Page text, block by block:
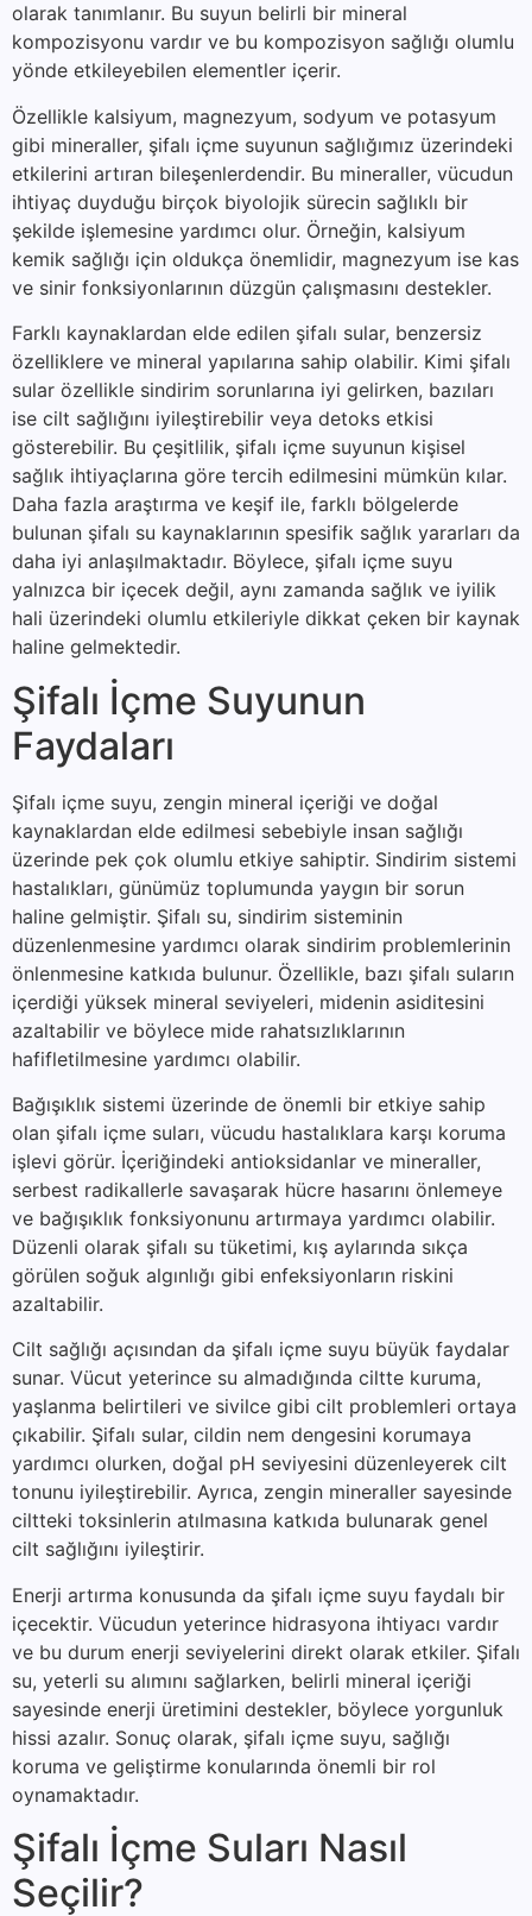
olarak tanımlanır. Bu suyun belirli bir mineral
kompozisyonu vardır ve bu kompozisyon sağlığı olumlu
yönde etkileyebilen elementler içerir.
Özellikle kalsiyum, magnezyum, sodyum ve potasyum
gibi mineraller, şifalı içme suyunun sağlığımız üzerindeki
etkilerini artıran bileşenlerdendir. Bu mineraller, vücudun
ihtiyaç duyduğu birçok biyolojik sürecin sağlıklı bir
şekilde işlemesine yardımcı olur. Örneğin, kalsiyum
kemik sağlığı için oldukça önemlidir, magnezyum ise kas
ve sinir fonksiyonlarının düzgün çalışmasını destekler.
Farklı kaynaklardan elde edilen şifalı sular, benzersiz
özelliklere ve mineral yapılarına sahip olabilir. Kimi şifalı
sular özellikle sindirim sorunlarına iyi gelirken, bazıları
ise cilt sağlığını iyileştirebilir veya detoks etkisi
gösterebilir. Bu çeşitlilik, şifalı içme suyunun kişisel
sağlık ihtiyaçlarına göre tercih edilmesini mümkün kılar.
Daha fazla araştırma ve keşif ile, farklı bölgelerde
bulunan şifalı su kaynaklarının spesifik sağlık yararları da
daha iyi anlaşılmaktadır. Böylece, şifalı içme suyu
yalnızca bir içecek değil, aynı zamanda sağlık ve iyilik
hali üzerindeki olumlu etkileriyle dikkat çeken bir kaynak
haline gelmektedir.
Şifalı İçme Suyunun
Faydaları
Şifalı içme suyu, zengin mineral içeriği ve doğal
kaynaklardan elde edilmesi sebebiyle insan sağlığı
üzerinde pek çok olumlu etkiye sahiptir. Sindirim sistemi
hastalıkları, günümüz toplumunda yaygın bir sorun
haline gelmiştir. Şifalı su, sindirim sisteminin
düzenlenmesine yardımcı olarak sindirim problemlerinin
önlenmesine katkıda bulunur. Özellikle, bazı şifalı suların
içerdiği yüksek mineral seviyeleri, midenin asiditesini
azaltabilir ve böylece mide rahatsızlıklarının
hafifletilmesine yardımcı olabilir.
Bağışıklık sistemi üzerinde de önemli bir etkiye sahip
olan şifalı içme suları, vücudu hastalıklara karşı koruma
işlevi görür. İçeriğindeki antioksidanlar ve mineraller,
serbest radikallerle savaşarak hücre hasarını önlemeye
ve bağışıklık fonksiyonunu artırmaya yardımcı olabilir.
Düzenli olarak şifalı su tüketimi, kış aylarında sıkça
görülen soğuk algınlığı gibi enfeksiyonların riskini
azaltabilir.
Cilt sağlığı açısından da şifalı içme suyu büyük faydalar
sunar. Vücut yeterince su almadığında ciltte kuruma,
yaşlanma belirtileri ve sivilce gibi cilt problemleri ortaya
çıkabilir. Şifalı sular, cildin nem dengesini korumaya
yardımcı olurken, doğal pH seviyesini düzenleyerek cilt
tonunu iyileştirebilir. Ayrıca, zengin mineraller sayesinde
ciltteki toksinlerin atılmasına katkıda bulunarak genel
cilt sağlığını iyileştirir.
Enerji artırma konusunda da şifalı içme suyu faydalı bir
içecektir. Vücudun yeterince hidrasyona ihtiyacı vardır
ve bu durum enerji seviyelerini direkt olarak etkiler. Şifalı
su, yeterli su alımını sağlarken, belirli mineral içeriği
sayesinde enerji üretimini destekler, böylece yorgunluk
hissi azalır. Sonuç olarak, şifalı içme suyu, sağlığı
koruma ve geliştirme konularında önemli bir rol
oynamaktadır.
Şifalı İçme Suları Nasıl
Seçilir?